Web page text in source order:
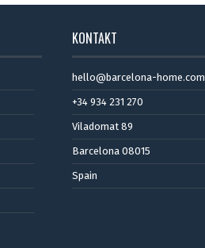
KONTAKT
hello@barcelona-home.com
+34 934 231 270
Viladomat 89
Barcelona 08015
Spain